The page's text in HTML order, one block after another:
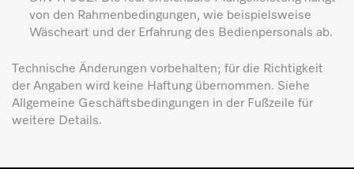
von den Rahmenbedingungen, wie beispielsweise
Wäscheart und der Erfahrung des Bedienpersonals ab.
Technische Änderungen vorbehalten; für die Richtigkeit
der Angaben wird keine Haftung übernommen. Siehe
Allgemeine Geschäftsbedingungen in der Fußzeile für
weitere Details.